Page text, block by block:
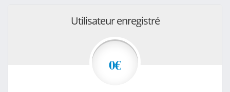
Utilisateur enregistré
0€